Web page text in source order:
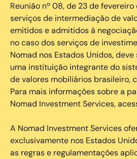
Reunião nº 08, de 23 de
serviços de intermediação de
emitidos e admitidos à
no caso dos serviços de
Nomad nos Estados Unidos,
uma instituição integrante do
de valores mobiliários brasileiro,
Para mais informações sobre a
Nomad Investment Services,
A Nomad Investment Services
exclusivamente nos Estados
as regras e regulamentações